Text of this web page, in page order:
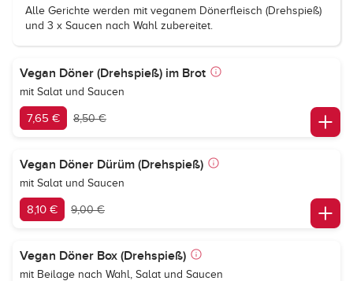
Alle Gerichte werden mit veganem Dönerfleisch (Drehspieß)
und 3 x Saucen nach Wahl zubereitet.
Vegan Döner (Drehspieß) im Brot
mit Salat und Saucen
7,65 € 8,50 €
Vegan Döner Dürüm (Drehspieß)
mit Salat und Saucen
8,10 € 9,00 €
Vegan Döner Box (Drehspieß)
mit Beilage nach Wahl, Salat und Saucen